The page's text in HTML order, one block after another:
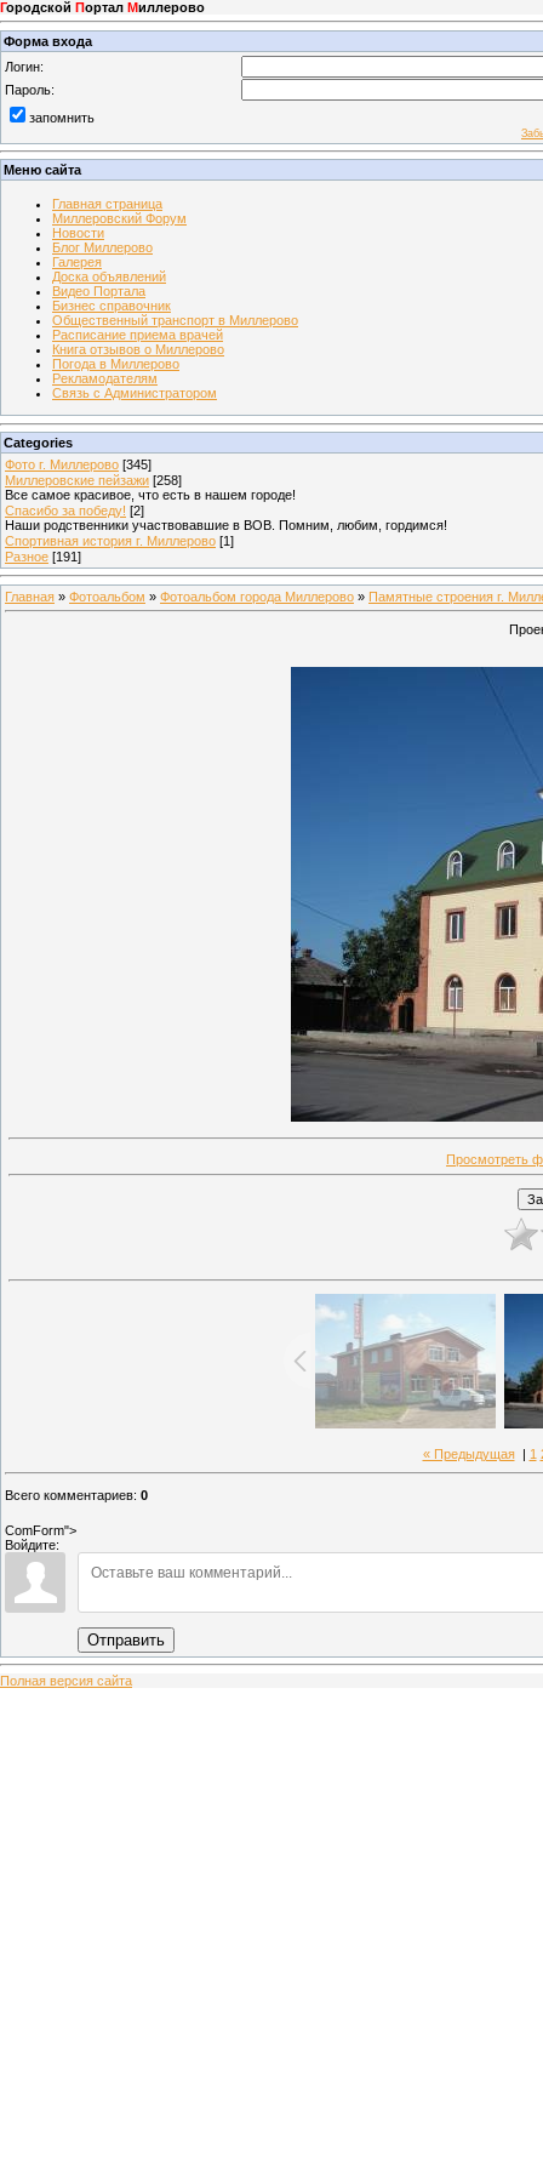
Городской Портал Миллерово
Форма входа
Логин:
Пароль:
запомнить
Меню сайта
Главная страница
Миллеровский Форум
Новости
Блог Миллерово
Галерея
Доска объявлений
Видео Портала
Бизнес справочник
Общественный транспорт в Миллерово
Расписание приема врачей
Книга отзывов о Миллерово
Погода в Миллерово
Рекламодателям
Связь с Администратором
Categories
Фото г. Миллерово [345]
Миллеровские пейзажи [258]
Все самое красивое, что есть в нашем городе!
Спасибо за победу! [2]
Наши родственники участвовавшие в ВОВ. Помним, любим, гордимся!
Спортивная история г. Миллерово [1]
Разное [191]
Главная » Фотоальбом » Фотоальбом города Миллерово » Памятные строения г.
Просмотреть
« Предыдущая| 1
Всего комментариев: 0
ComForm">
Войдите:
Отправить
Полная версия сайта